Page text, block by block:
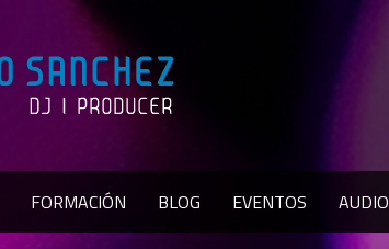
FORMACIÓN BLOG EVENTOS AUDIO